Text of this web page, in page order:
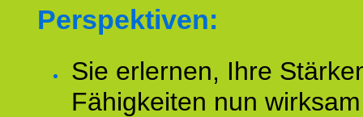
Perspektiven:
Sie erlernen, Ihre
Fähigkeiten nun wirksam